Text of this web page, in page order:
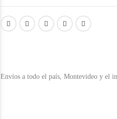
Envíos a todo el país, Montevideo y el